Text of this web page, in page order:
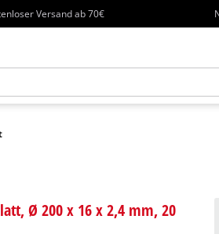
Versand ab 70€
Ø 200 x 16 x 2,4 mm, 20